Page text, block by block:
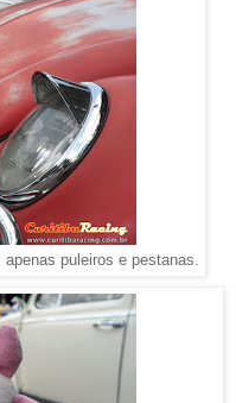
puleiros e pestanas.